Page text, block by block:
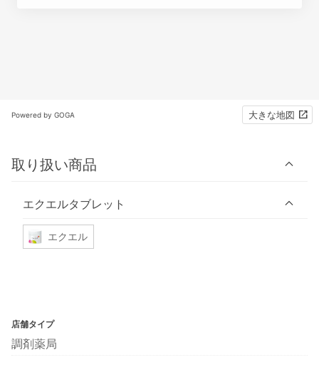
Powered by GOGA 大きな地図
取り扱い商品
エクエルタブレット
エクエル
店舗タイプ
調剤薬局